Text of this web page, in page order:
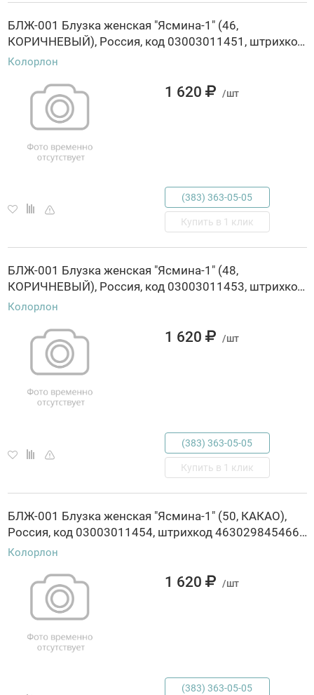
БЛЖ-001 Блузка женская "Ясмина-1" (46,
КОРИЧНЕВЫЙ), Россия, код 03003011451, штрихкод 463029845470, артикул БЛЖ-001
Колорлон
1 620 /шт
(383) 363-05-05
Купить в 1 клик
БЛЖ-001 Блузка женская "Ясмина-1" (48,
КОРИЧНЕВЫЙ), Россия, код 03003011453, штрихкод 463029845471, артикул БЛЖ-001
Колорлон
1 620 /шт
(383) 363-05-05
Купить в 1 клик
БЛЖ-001 Блузка женская "Ясмина-1" (50, КАКАО),
Россия, код 03003011454, штрихкод 463029845466, артикул БЛЖ-001
Колорлон
1 620 /шт
(383) 363-05-05